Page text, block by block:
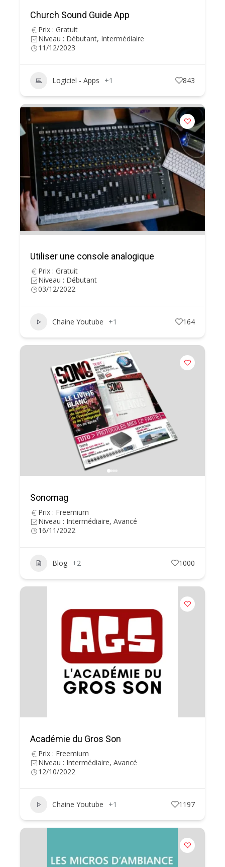
Church Sound Guide App
Prix : Gratuit
Niveau : Débutant, Intermédiaire
11/12/2023
Logiciel - Apps +1 843
Utiliser une console analogique
Prix : Gratuit
Niveau : Débutant
03/12/2022
Chaine Youtube +1 164
Sonomag
Prix : Freemium
Niveau : Intermédiaire, Avancé
16/11/2022
Blog +2 1000
Académie du Gros Son
Prix : Freemium
Niveau : Intermédiaire, Avancé
12/10/2022
Chaine Youtube +1 1197